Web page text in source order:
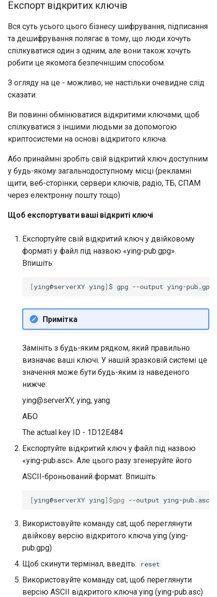
Експорт відкритих ключів
Вся суть усього цього бізнесу шифрування, підписання
та дешифрування полягає в тому, що люди хочуть
спілкуватися один з одним, але вони також хочуть
робити це якомога безпечнішим способом.
З огляду на це - можливо, не настільки очевидне слід
сказати:
Ви повинні обмінюватися відкритими ключами, щоб
спілкуватися з іншими людьми за допомогою
криптосистеми на основі відкритого ключа.
Або принаймні зробіть свій відкритий ключ доступним
у будь-якому загальнодоступному місці (рекламні
щити, веб-сторінки, сервери ключів, радіо, ТБ, СПАМ
через електронну пошту тощо)
Щоб експортувати ваші відкриті ключі
Експортуйте свій відкритий ключ у двійковому
форматі у файл під назвою «ying-pub.gpg».
Впишіть:
[ying@serverXY ying] $ gpg --output ying-pub.gpg
Примітка
Замініть з будь-яким рядком, який правильно
визначає ваші ключі. У нашій зразковій системі це
значення може бути будь-яким із наведеного
нижче:
ying@serverXY, ying, yang
АБО
The actual key ID - 1D12E484
Експортуйте відкритий ключ у файл під назвою
«ying-pub.asc». Але цього разу згенеруйте його
ASCII-броньований формат. Впишіть:
[ying@serverXY ying] $gpg --output ying-pub.asc
Використовуйте команду cat, щоб переглянути
двійкову версію відкритого ключа ying (ying-
pub.gpg)
Щоб скинути термінал, введіть: reset
Використовуйте команду cat, щоб переглянути
версію ASCII відкритого ключа ying (ying-pub.asc)